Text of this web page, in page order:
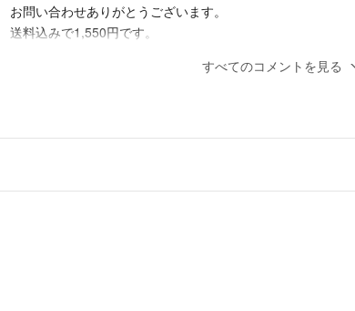
お問い合わせありがとうございます。
送料込みで1,550円です。
すべてのコメントを見る